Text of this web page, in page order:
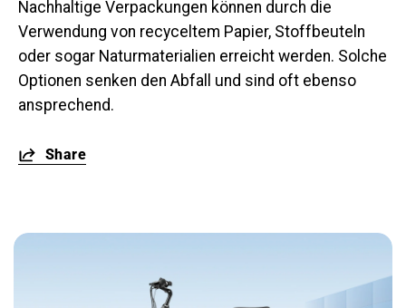
Nachhaltige Verpackungen können durch die
Verwendung von recyceltem Papier, Stoffbeuteln
oder sogar Naturmaterialien erreicht werden. Solche
Optionen senken den Abfall und sind oft ebenso
ansprechend.
Share